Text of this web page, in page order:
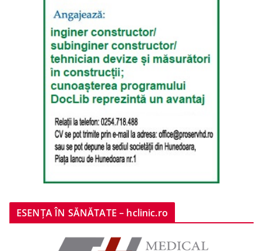
ESENȚA ÎN SĂNĂTATE – hclinic.ro